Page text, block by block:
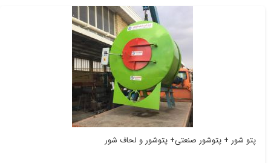
پتو شور + پتوشور صنعتی+ پتوشور و لحاف شور